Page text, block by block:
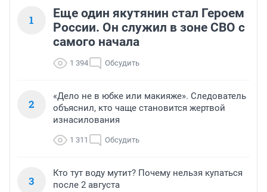
1
Еще один якутянин стал Героем
России. Он служил в зоне СВО с
самого начала
1 394 Обсудить
2
«Дело не в юбке или макияже». Следователь
объяснил, кто чаще становится жертвой
изнасилования
1 311 Обсудить
3
Кто тут воду мутит? Почему нельзя купаться
после 2 августа